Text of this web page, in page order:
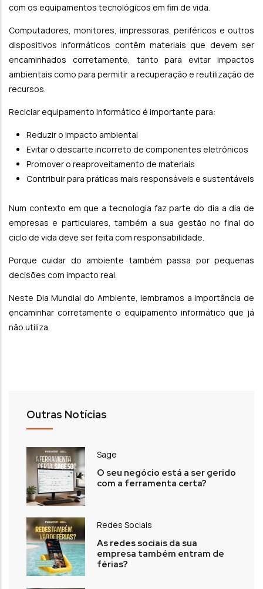
com os equipamentos tecnológicos em fim de vida.
Computadores, monitores, impressoras, periféricos e outros
dispositivos informáticos contêm materiais que devem ser
encaminhados corretamente, tanto para evitar impactos
ambientais como para permitir a recuperação e reutilização de
recursos.
Reciclar equipamento informático é importante para:
Reduzir o impacto ambiental
Evitar o descarte incorreto de componentes eletrónicos
Promover o reaproveitamento de materiais
Contribuir para práticas mais responsáveis e sustentáveis
Num contexto em que a tecnologia faz parte do dia a dia de
empresas e particulares, também a sua gestão no final do
ciclo de vida deve ser feita com responsabilidade.
Porque cuidar do ambiente também passa por pequenas
decisões com impacto real.
Neste Dia Mundial do Ambiente, lembramos a importância de
encaminhar corretamente o equipamento informático que já
não utiliza.
Outras Notícias
Sage
O seu negócio está a ser gerido
com a ferramenta certa?
Redes Sociais
As redes sociais da sua
empresa também entram de
férias?